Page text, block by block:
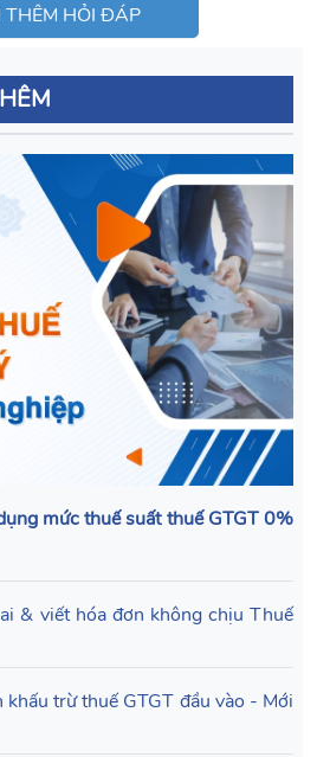
THÊM HỎI ĐÁP
mức thuế suất thuế GTGT 0%
& viết hóa đơn không chịu Thuế
trừ thuế GTGT đầu vào - Mới